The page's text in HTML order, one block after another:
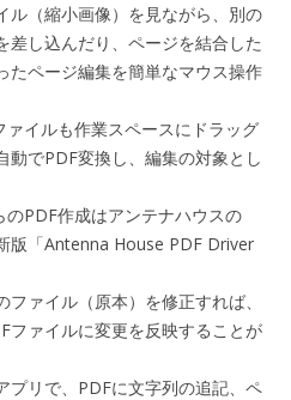
ル（縮小画像）を見ながら、別の
差し込んだり、ページを結合した
たページ編集を簡単なマウス操作
イルも作業スペースにドラッグ
動でPDF変換し、編集の対象とし
PDF作成はアンテナハウスの
版「Antenna House PDF Driver
ァイル（原本）を修正すれば、
ファイルに変更を反映することが
プリで、PDFに文字列の追記、ペ